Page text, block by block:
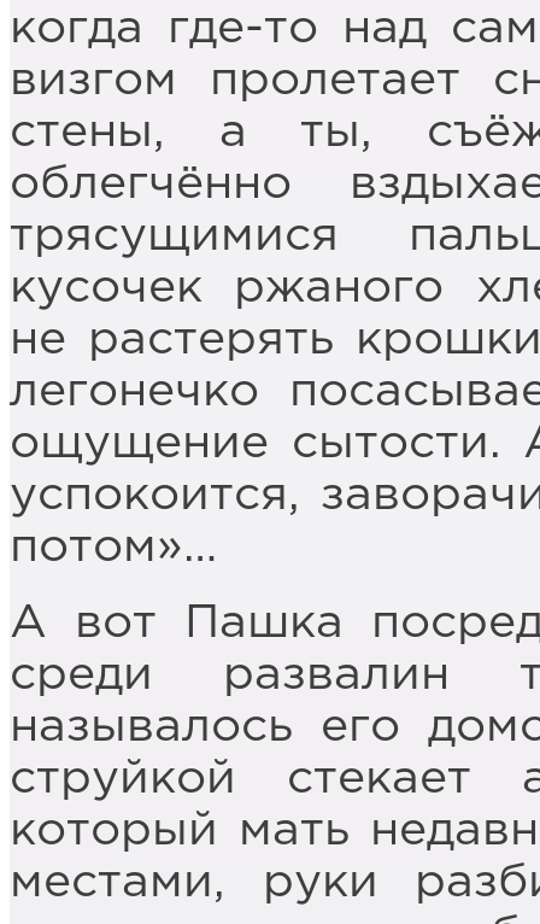
когда где-то над
визгом пролетает
стены, а ты,
облегчённо
трясущимися
кусочек ржаного
не растерять
легонечко
ощущение сытости.
успокоится,
потом»…
А вот Пашка
среди развалин
называлось его
струйкой стекает
который мать
местами, руки